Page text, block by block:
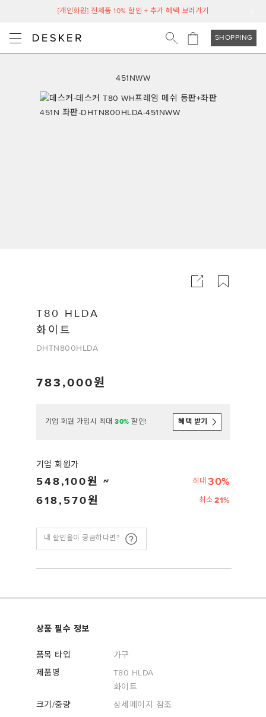
[개인회원] 전제품 10% 할인 + 추가 혜택 보러가기
SHOPPING
451NWW
T80 HLDA
화이트
DHTN800HLDA
783,000
기업 회원 가입시 최대 30% 할인! 혜택 받기
기업 회원가
548,100 최대 30%
618,570
최소 21%
내 할인율이 궁금하다면?
상품 필수 정보
품목 타입
가구
제품명
T80 HLDA
화이트
크기/중량
상세페이지 참조